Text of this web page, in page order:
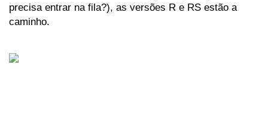
precisa entrar na fila?), as versões R e RS estão a
caminho.